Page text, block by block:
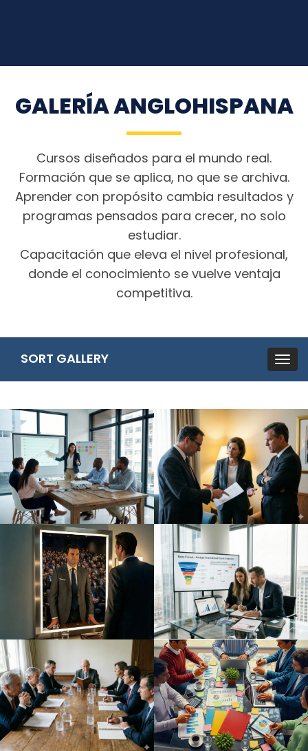
GALERÍA ANGLOHISPANA
Cursos diseñados para el mundo real.
Formación que se aplica, no que se archiva.
Aprender con propósito cambia resultados y
programas pensados para crecer, no solo
estudiar.
Capacitación que eleva el nivel profesional,
donde el conocimiento se vuelve ventaja
competitiva.
SORT GALLERY